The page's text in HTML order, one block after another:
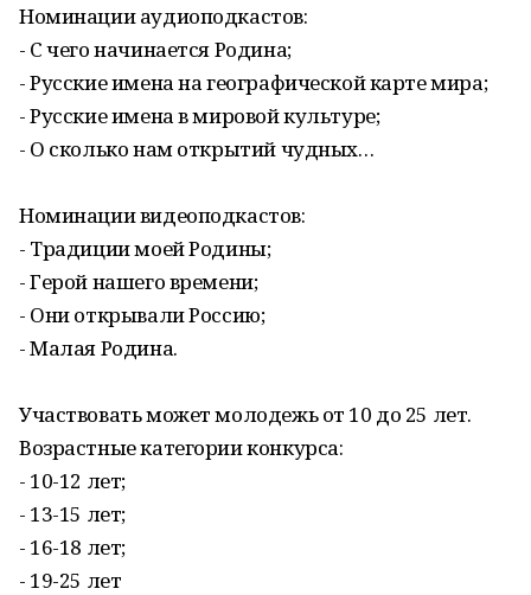
Номинации аудиоподкастов:
- С чего начинается Родина;
- Русские имена на географической карте мира;
- Русские имена в мировой культуре;
- О сколько нам открытий чудных…
Номинации видеоподкастов:
- Традиции моей Родины;
- Герой нашего времени;
- Они открывали Россию;
- Малая Родина.
Участвовать может молодежь от 10 до 25 лет.
Возрастные категории конкурса:
- 10-12 лет;
- 13-15 лет;
- 16-18 лет;
- 19-25 лет